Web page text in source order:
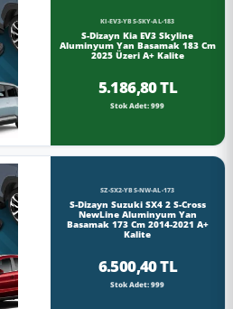
KI-EV3-YBS-SKY-AL-183
S-Dizayn Kia EV3 Skyline
Aluminyum Yan Basamak 183 Cm
2025 Üzeri A+ Kalite
5.186,80 TL
Stok Adet: 999
SZ-SX2-YBS-NW-AL-173
S-Dizayn Suzuki SX4 2 S-Cross
NewLine Aluminyum Yan
Basamak 173 Cm 2014-2021 A+
Kalite
6.500,40 TL
Stok Adet: 999